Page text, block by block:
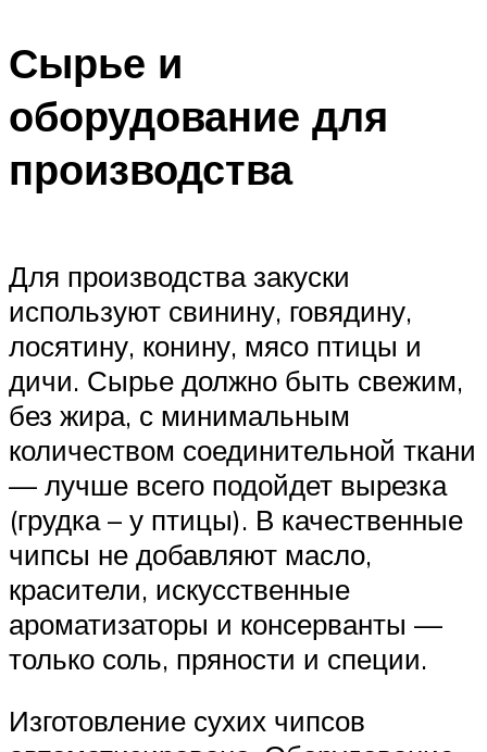
Сырье и
оборудование для
производства
Для производства закуски
используют свинину, говядину,
лосятину, конину, мясо птицы и
дичи. Сырье должно быть свежим,
без жира, с минимальным
количеством соединительной ткани
— лучше всего подойдет вырезка
(грудка – у птицы). В качественные
чипсы не добавляют масло,
красители, искусственные
ароматизаторы и консерванты —
только соль, пряности и специи.
Изготовление сухих чипсов